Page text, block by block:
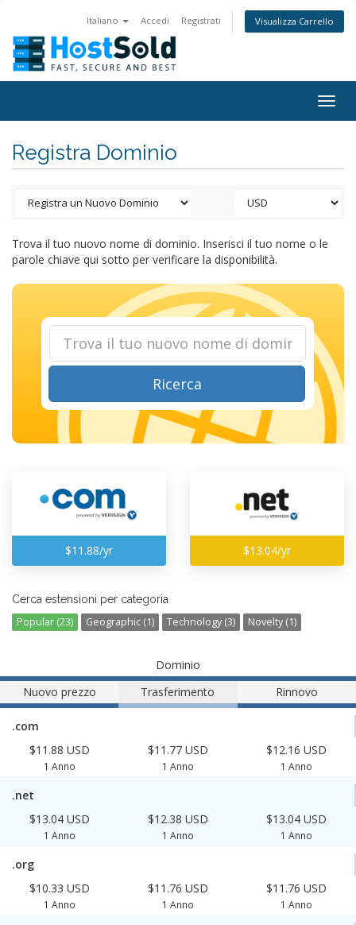
Italiano Accedi Registrati Visualizza Carrello
Registra Dominio
Trova il tuo nuovo nome di dominio. Inserisci il tuo nome o le
parole chiave qui sotto per verificare la disponibilità.
Ricerca
$11.88/yr $13.04/yr
Cerca estensioni per categoria
Popular (23) Geographic (1) Technology (3) Novelty (1)
Dominio
Nuovo prezzo
Trasferimento Rinnovo
.com
$11.88 USD
1 Anno
$11.77 USD
1 Anno
$12.16 USD
1 Anno
.net
$13.04 USD
1 Anno
$12.38 USD
1 Anno
$13.04 USD
1 Anno
.org
$10.33 USD
1 Anno
$11.76 USD
1 Anno
$11.76 USD
1 Anno